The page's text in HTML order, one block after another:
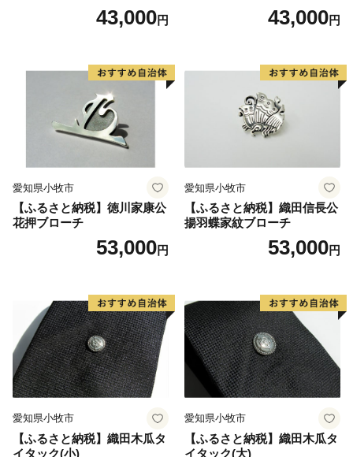
しいただけます。43,000円 43,000円
愛知県小牧市
【ふるさと納税】徳川家康公
花押ブローチ
53,000円
愛知県小牧市
【ふるさと納税】織田信長公
揚羽蝶家紋ブローチ
53,000円
愛知県小牧市
【ふるさと納税】織田木瓜タ
イタック(小)
愛知県小牧市
【ふるさと納税】織田木瓜タ
イタック(大)